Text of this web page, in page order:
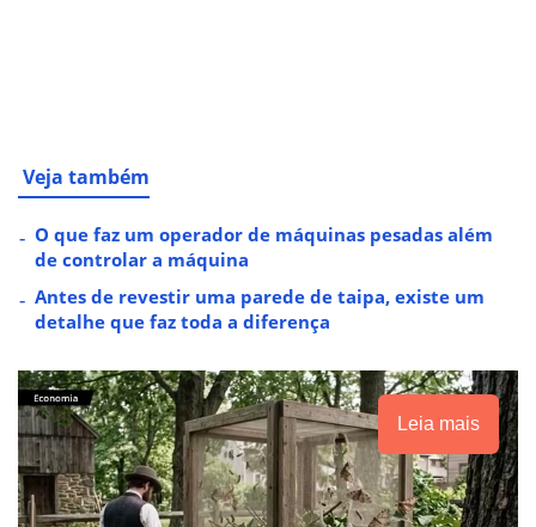
Veja também
O que faz um operador de máquinas pesadas além
de controlar a máquina
Antes de revestir uma parede de taipa, existe um
detalhe que faz toda a diferença
Leia mais